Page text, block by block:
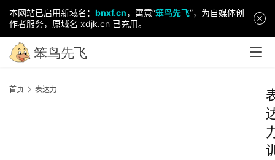
本网站已启用新域名： bnxf.cn，寓意“笨鸟先飞”，为自媒体创
作者服务，原域名 xdjk.cn 已充用。
首页 表达力